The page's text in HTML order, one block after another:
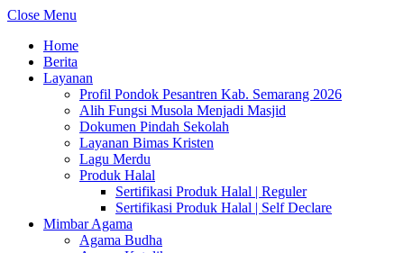
Close Menu
Home
Berita
Layanan
Profil Pondok Pesantren Kab. Semarang 2026
Alih Fungsi Musola Menjadi Masjid
Dokumen Pindah Sekolah
Layanan Bimas Kristen
Lagu Merdu
Produk Halal
Sertifikasi Produk Halal | Reguler
Sertifikasi Produk Halal | Self Declare
Mimbar Agama
Agama Budha